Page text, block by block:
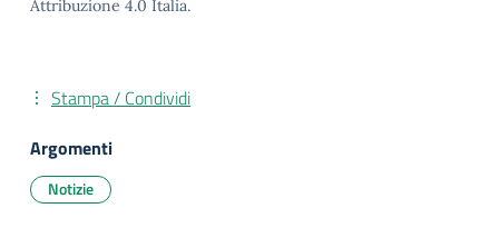
Attribuzione 4.0 Italia.
Stampa / Condividi
Argomenti
Notizie